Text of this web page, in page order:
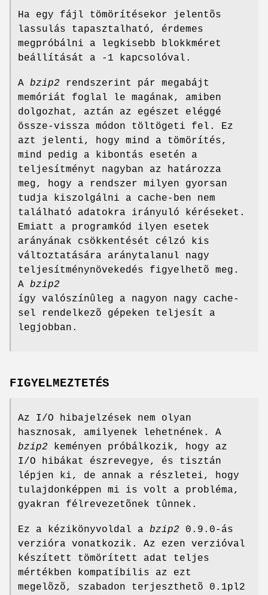
Ha egy fájl tömörítésekor jelentõs
lassulás tapasztalható, érdemes
megpróbálni a legkisebb blokkméret
beállítását a -1 kapcsolóval.
A bzip2 rendszerint pár megabájt
memóriát foglal le magának, amiben
dolgozhat, aztán az egészet eléggé
össze-vissza módon töltögeti fel. Ez
azt jelenti, hogy mind a tömörítés,
mind pedig a kibontás esetén a
teljesítményt nagyban az határozza
meg, hogy a rendszer milyen gyorsan
tudja kiszolgálni a cache-ben nem
található adatokra irányuló kéréseket.
Emiatt a programkód ilyen esetek
arányának csökkentését célzó kis
változtatására aránytalanul nagy
teljesítménynövekedés figyelhetõ meg.
A bzip2
így valószínûleg a nagyon nagy cache-
sel rendelkezõ gépeken teljesít a
legjobban.
FIGYELMEZTETÉS
Az I/O hibajelzések nem olyan
hasznosak, amilyenek lehetnének. A
bzip2 keményen próbálkozik, hogy az
I/O hibákat észrevegye, és tisztán
lépjen ki, de annak a részletei, hogy
tulajdonképpen mi is volt a probléma,
gyakran félrevezetõnek tûnnek.
Ez a kézikönyvoldal a bzip2 0.9.0-ás
verzióra vonatkozik. Az ezen verzióval
készített tömörített adat teljes
mértékben kompatíbilis az ezt
megelõzõ, szabadon terjeszthetõ 0.1pl2